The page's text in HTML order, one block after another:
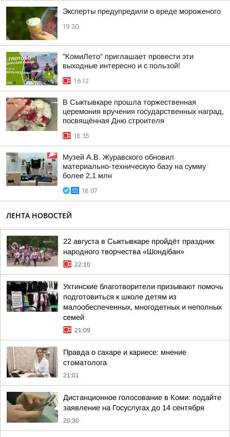
Эксперты предупредили о вреде мороженого
19:30
"КомиЛето" приглашает провести эти
выходные интересно и с пользой!
16:12
В Сыктывкаре прошла торжественная
церемония вручения государственных наград,
посвящённая Дню строителя
18:35
Музей А.В. Журавского обновил
материально-техническую базу на сумму
более 2,1 млн
18:07
ЛЕНТА НОВОСТЕЙ
22 августа в Сыктывкаре пройдёт праздник
народного творчества «Шондібан»
22:10
Ухтинские благотворители призывают помочь
подготовиться к школе детям из
малообеспеченных, многодетных и неполных
семей
21:09
Правда о сахаре и кариесе: мнение
стоматолога
21:01
Дистанционное голосование в Коми: подайте
заявление на Госуслугах до 14 сентября
20:30